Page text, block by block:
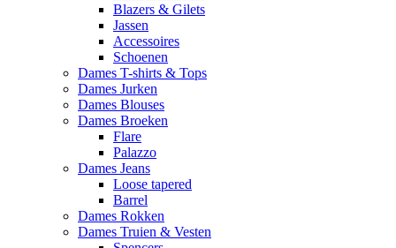
Blazers & Gilets
Jassen
Accessoires
Schoenen
Dames T-shirts & Tops
Dames Jurken
Dames Blouses
Dames Broeken
Flare
Palazzo
Dames Jeans
Loose tapered
Barrel
Dames Rokken
Dames Truien & Vesten